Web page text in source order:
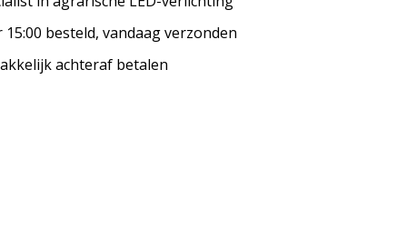
passen op mijn
model en het bouwjaar van jouw trekker en
15:00 besteld, vandaag verzonden
achteraf betalen